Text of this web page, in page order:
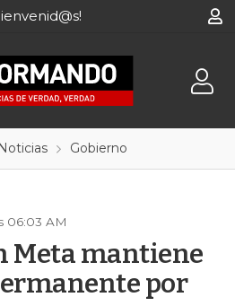
Noticias Gobierno
06:03 AM
Meta mantiene
por